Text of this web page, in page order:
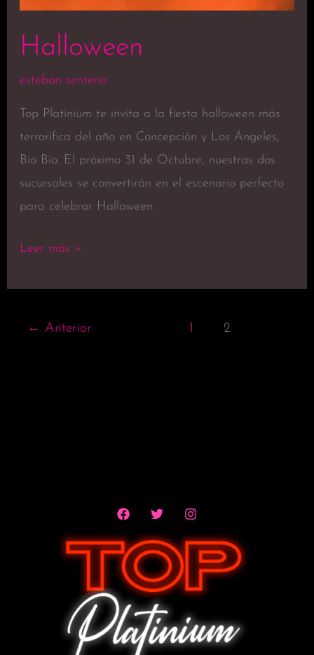
Halloween
esteban zenteno
Top Platinium te invita a la fiesta halloween más
terrorífica del año en Concepción y Los Ángeles,
Bío Bío. El próximo 31 de Octubre, nuestras dos
sucursales se convertirán en el escenario perfecto
para celebrar Halloween.
Leer más »
← Anterior 1 2